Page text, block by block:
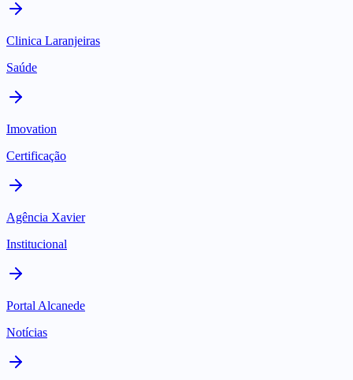
Clinica Laranjeiras
Saúde
Imovation
Certificação
Agência Xavier
Institucional
Portal Alcanede
Notícias